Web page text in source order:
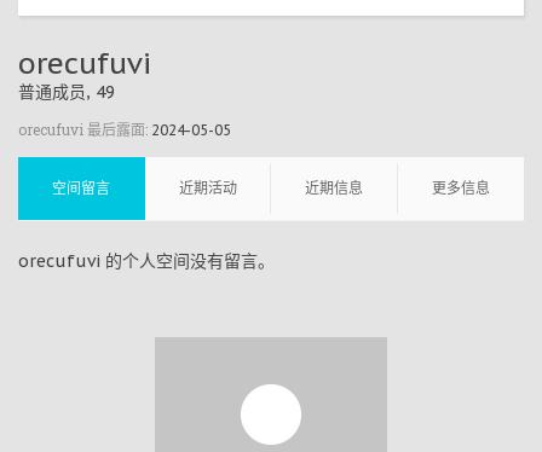
orecufuvi
普通成员, 49
orecufuvi 最后露面: 2024-05-05
空间留言 近期活动 近期信息 更多信息
orecufuvi 的个人空间没有留言。